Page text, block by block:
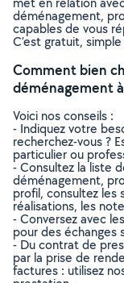
déménagement,
capables de vous
C’est gratuit,
Comment bien
déménagement
Voici nos conseils :
- Indiquez votre
recherchez-vous ?
particulier ou
- Consultez la liste
déménagement,
profil, consultez les
réalisations, les
- Conversez avec
pour des échanges
- Du contrat de
par la prise de
factures : utilisez